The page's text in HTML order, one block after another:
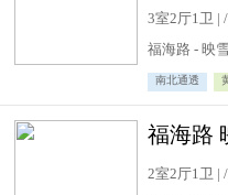
3室2厅1卫 |
福海路 - 映
南北通透
2室2厅1卫 |